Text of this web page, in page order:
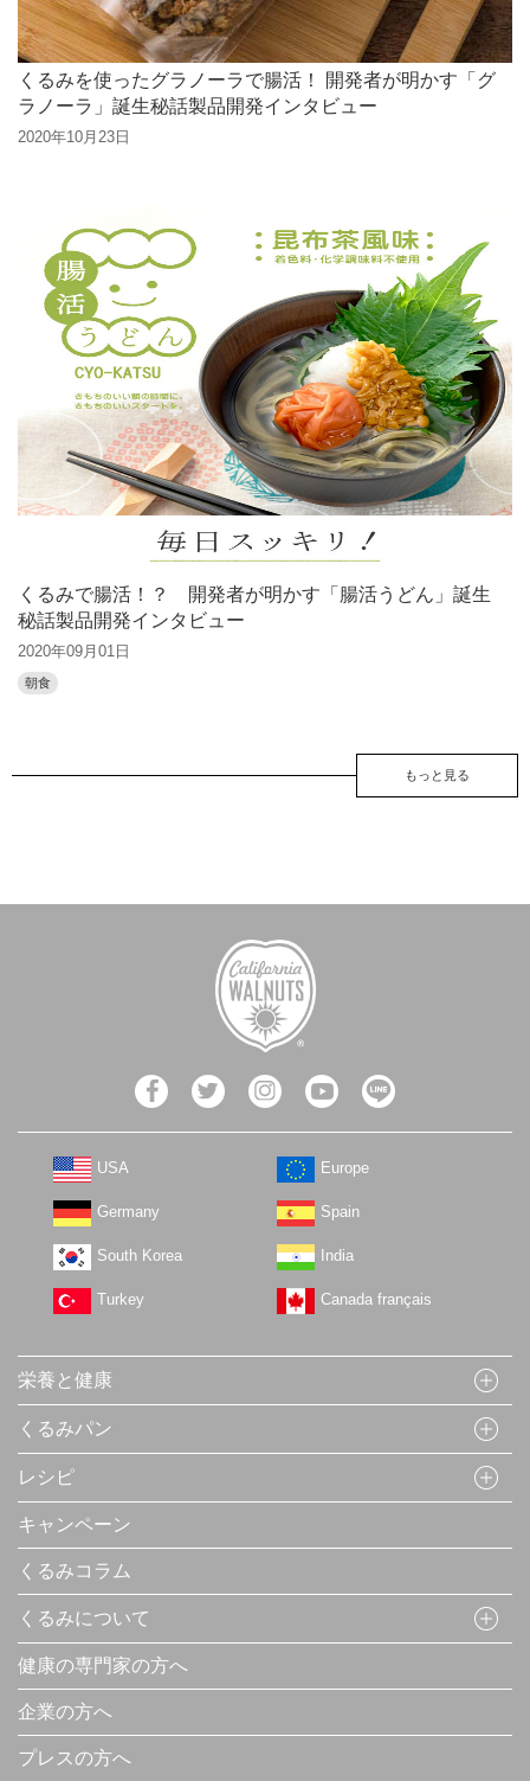
くるみを使ったグラノーラで腸活！ 開発者が明かす「グ
ラノーラ」誕生秘話製品開発インタビュー
2020年10月23日
くるみで腸活！？ 開発者が明かす「腸活うどん」誕生
秘話製品開発インタビュー
2020年09月01日
朝食
もっと見る
USA Europe
Germany Spain
South Korea India
Turkey Canada français
栄養と健康
くるみパン
レシピ
キャンペーン
くるみコラム
くるみについて
健康の専門家の方へ
企業の方へ
プレスの方へ